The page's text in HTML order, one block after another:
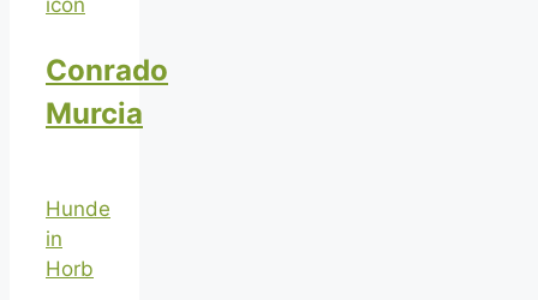
Conrado
Murcia
Hunde
in
Horb